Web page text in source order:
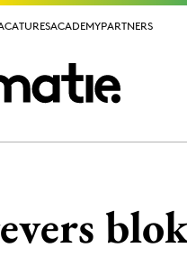
ACADEMYPARTNERS
ACADEMYPARTNERS